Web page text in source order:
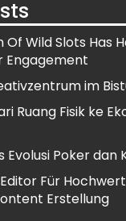
Wild Slots Has
Engagement
im
Ruang Fisik ke
Evolusi Poker dan
Für
Erstellung